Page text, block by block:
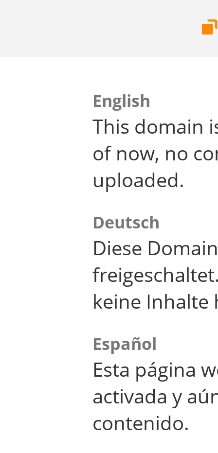
English
This domain
of now, no
uploaded.
Deutsch
Diese
keine Inhalte
Español
Esta página
activada y
contenido.